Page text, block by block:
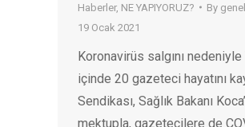
Haberler, NE YAPIYORUZ? By
19 Ocak 2021
Koronavirüs salgını
içinde 20 gazeteci hayatını
Sendikası, Sağlık Bakanı
mektupla, gazetecilere de